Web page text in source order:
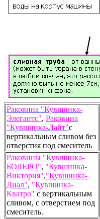
Раковина "Кувшинка-
Элегантс", Раковина
"Кувшинка-Лайт"с
вертикальным сливом без
отверстия под смеситель
Раковины "Кувшинка-
БОЛЕРО", "Кувшинка-
Виктория","Кувшинка-
Диал", "Кувшинка-
Кватро" с вертикальным
сливом, с отверстием под
смеситель.